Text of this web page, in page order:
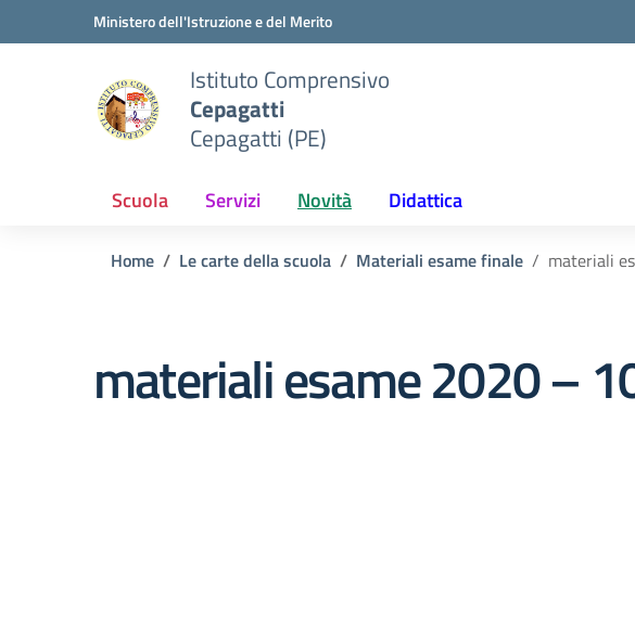
Vai ai contenuti
Vai al menu di navigazioneMinistero dell'Istruzione e del Merito
Istituto Comprensivo
Cepagatti
Cepagatti (PE)
Scuola Servizi Novità Didattica
Home Le carte della scuola Materiali esame finale materiali
materiali esame 2020 –